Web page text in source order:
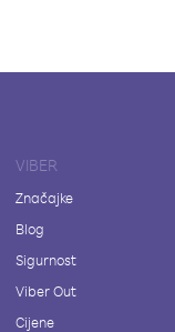
VIBER
Značajke
Blog
Sigurnost
Viber Out
Cijene